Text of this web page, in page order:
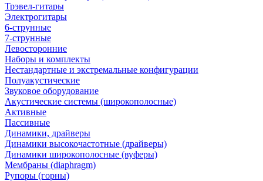
Трэвел-гитары
Электрогитары
6-струнные
7-струнные
Левосторонние
Наборы и комплекты
Нестандартные и экстремальные конфигурации
Полуакустические
Звуковое оборудование
Акустические системы (широкополосные)
Активные
Пассивные
Динамики, драйверы
Динамики высокочастотные (драйверы)
Динамики широкополосные (вуферы)
Мембраны (diaphragm)
Рупоры (горны)